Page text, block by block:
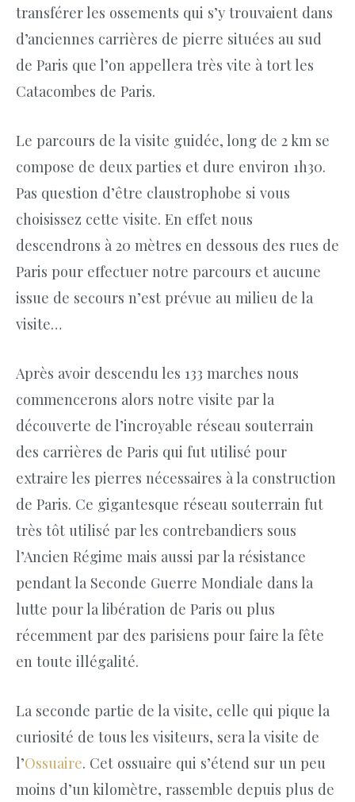
transférer les ossements qui s’y trouvaient dans
d’anciennes carrières de pierre situées au sud
de Paris que l’on appellera très vite à tort les
Catacombes de Paris.
Le parcours de la visite guidée, long de 2 km se
compose de deux parties et dure environ 1h30.
Pas question d’être claustrophobe si vous
choisissez cette visite. En effet nous
descendrons à 20 mètres en dessous des rues de
Paris pour effectuer notre parcours et aucune
issue de secours n’est prévue au milieu de la
visite…
Après avoir descendu les 133 marches nous
commencerons alors notre visite par la
découverte de l’incroyable réseau souterrain
des carrières de Paris qui fut utilisé pour
extraire les pierres nécessaires à la construction
de Paris. Ce gigantesque réseau souterrain fut
très tôt utilisé par les contrebandiers sous
l’Ancien Régime mais aussi par la résistance
pendant la Seconde Guerre Mondiale dans la
lutte pour la libération de Paris ou plus
récemment par des parisiens pour faire la fête
en toute illégalité.
La seconde partie de la visite, celle qui pique la
curiosité de tous les visiteurs, sera la visite de
l’Ossuaire. Cet ossuaire qui s’étend sur un peu
moins d’un kilomètre, rassemble depuis plus de